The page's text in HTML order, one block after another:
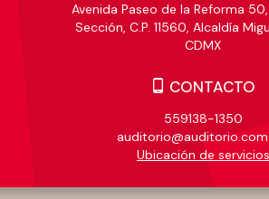
Avenida Paseo de la Reforma
Sección, C.P. 11560, Alcaldía
CDMX
CONTACTO
559138-1350
Ubicación de servicios